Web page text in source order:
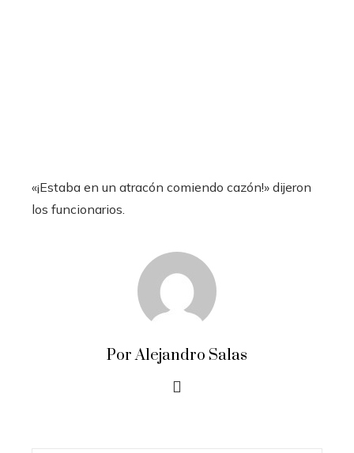
«¡Estaba en un atracón comiendo cazón!» dijeron
los funcionarios.
Por Alejandro Salas